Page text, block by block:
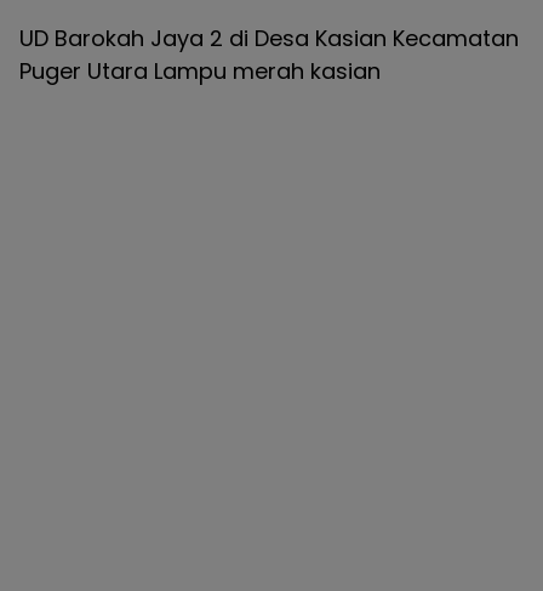
UD Barokah Jaya 2 di Desa Kasian Kecamatan
Puger Utara Lampu merah kasian